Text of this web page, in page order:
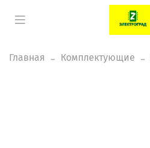
Главная Комплектующие